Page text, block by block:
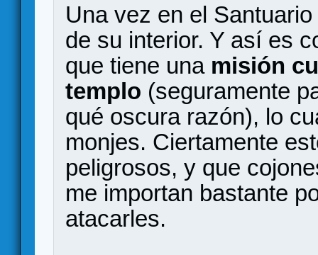
Una vez en el
de su interior. Y así es
que tiene una misión
templo (seguramente
qué oscura razón), lo
monjes. Ciertamente
peligrosos, y que
me importan bastante
atacarles.